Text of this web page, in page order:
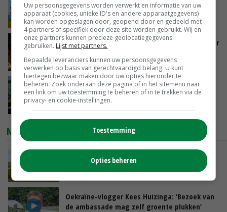
groot: Nederland in Europese top
GISTEREN, 15:33
Vlaamse varkensstapel krimpt, pluimveesector
groeit door schaalvergroting
GISTEREN, 15:20
‘Cijfer jezelf niet weg en doe vooral ook waar
je gelukkig van wordt’
GISTEREN, 13:31
NIEUWSTE VIDEO'S
GISTEREN, 10:00
Oekraïne-vlogger Kees Huizinga: ‘Bezoek van
de ambassade mag zelf groente plukken’
Uw persoonsgegevens worden verwerkt en informatie van uw
apparaat (cookies, unieke ID's en andere apparaatgegevens)
kan worden opgeslagen door, geopend door en gedeeld met
4 partners of specifiek door deze site worden gebruikt. Wij en
onze partners kunnen precieze geolocatiegegevens
gebruiken. Lijst met partners.
Bepaalde leveranciers kunnen uw persoonsgegevens
verwerken op basis van gerechtvaardigd belang. U kunt
hiertegen bezwaar maken door uw opties hieronder te
beheren. Zoek onderaan deze pagina of in het sitemenu naar
een link om uw toestemming te beheren of in te trekken via de
privacy- en cookie-instellingen.
Toestemming
Opties beheren